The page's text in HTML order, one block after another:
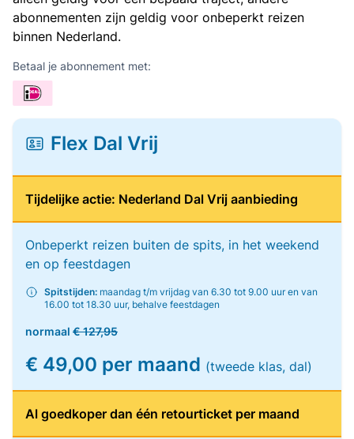
abonnementen zijn geldig voor onbeperkt reizen
binnen Nederland.
Betaal je abonnement met:
Flex Dal Vrij
Tijdelijke actie: Nederland Dal Vrij aanbieding
Onbeperkt reizen buiten de spits, in het weekend
en op feestdagen
Spitstijden: maandag t/m vrijdag van 6.30 tot 9.00 uur en van
16.00 tot 18.30 uur, behalve feestdagen
normaal € 127,95
€ 49,00 per maand (tweede klas, dal)
Al goedkoper dan één retourticket per maand